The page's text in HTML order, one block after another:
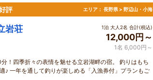
評 エリア： 長野県 > 野辺山・小海
岩荘 1泊 大人2名 合計(税込)
12,000円～
1名 6,000円～
！四季折々の表情を魅せる立岩湖畔の宿。 釣りはもち
♪ 一年を通して釣りが楽しめる「入漁券付」プランもご